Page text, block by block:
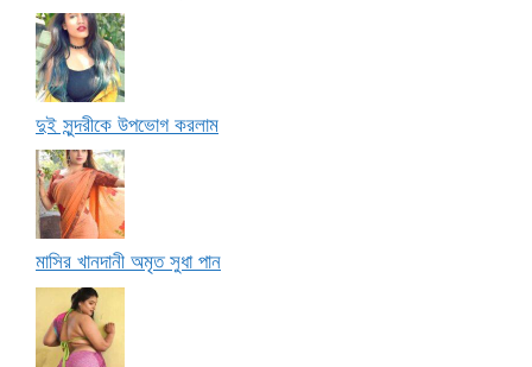
দুই সুন্দরীকে উপভোগ করলাম
মাসির খানদানী অমৃত সুধা পান